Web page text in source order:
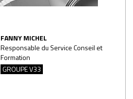
FANNY MICHEL
Responsable du Service Conseil et
Formation
GROUPE V33